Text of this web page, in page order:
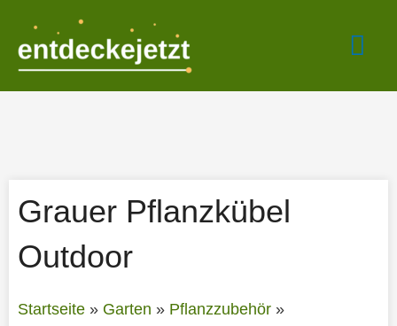
springen
Grauer Pflanzkübel
Outdoor
Startseite» Garten » Pflanzzubehör»